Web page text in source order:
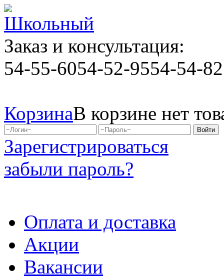
Заказ и консультация:
54-55-6054-52-9554-54-82
КорзинаВ корзине нет
Зарегистрироваться
забыли пароль?
Оплата и доставка
Акции
Вакансии